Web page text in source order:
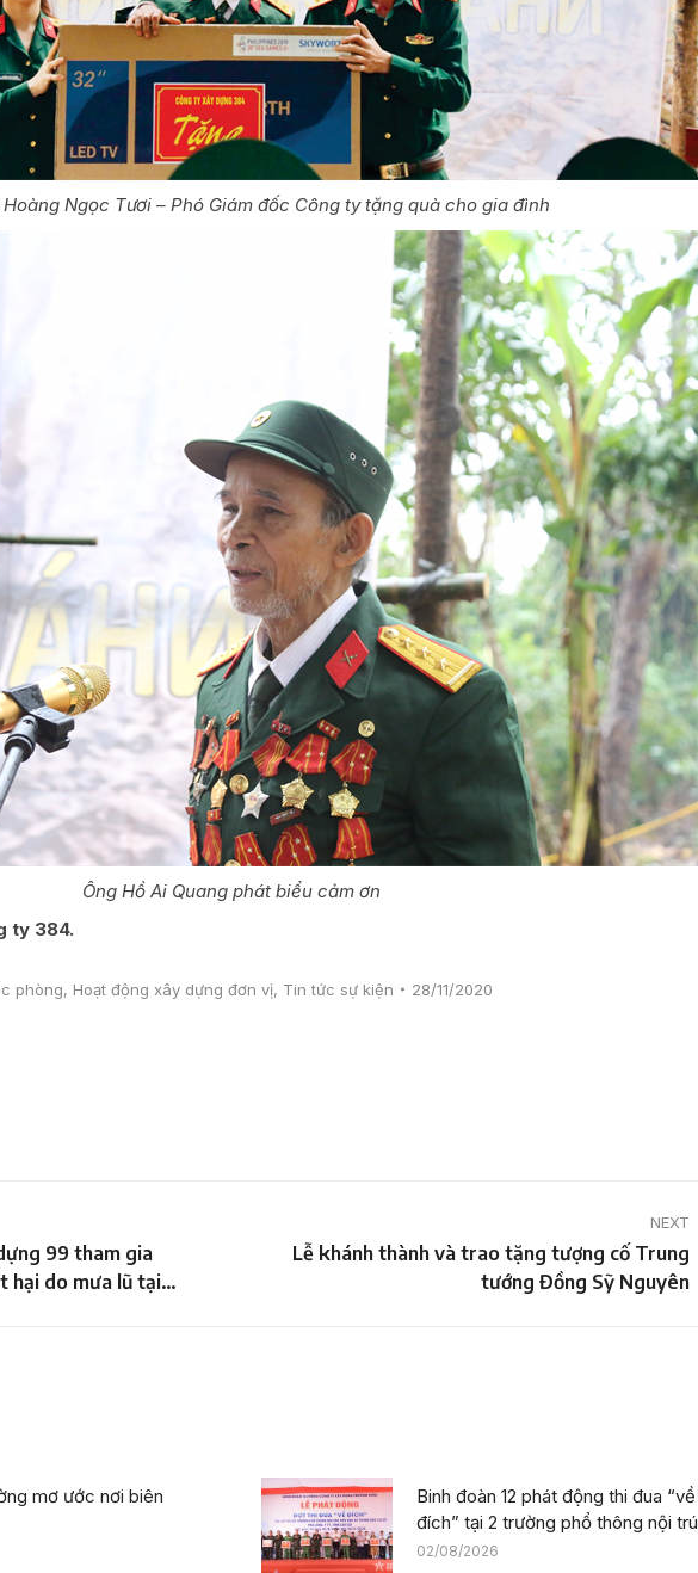
Ngọc Tươi – Phó Giám đốc Công ty tặng quà cho gia đình
Ông Hồ Ai Quang phát biểu cảm ơn
ty 384.
phòng, Hoạt động xây dựng đơn vị, Tin tức sự kiện 28/11/2020
99 tham gia
hại do mưa lũ tại
NEXT
Next
Lễ khánh thành và trao tặng tượng cố Trung
tướng Đồng Sỹ Nguyên
mơ ước nơi biên
Binh đoàn 12 phát động thi đua “về
đích” tại 2 trường phổ thông nội trú
trên địa bàn tỉnh Lào Cai
02/08/2026